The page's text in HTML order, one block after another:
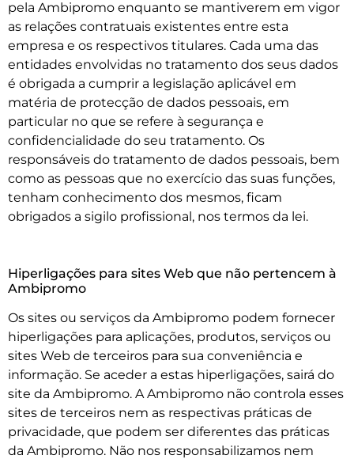
pela Ambipromo enquanto se mantiverem em vigor
as relações contratuais existentes entre esta
empresa e os respectivos titulares. Cada uma das
entidades envolvidas no tratamento dos seus dados
é obrigada a cumprir a legislação aplicável em
matéria de protecção de dados pessoais, em
particular no que se refere à segurança e
confidencialidade do seu tratamento. Os
responsáveis do tratamento de dados pessoais, bem
como as pessoas que no exercício das suas funções,
tenham conhecimento dos mesmos, ficam
obrigados a sigilo profissional, nos termos da lei.
Hiperligações para sites Web que não pertencem à
Ambipromo
Os sites ou serviços da Ambipromo podem fornecer
hiperligações para aplicações, produtos, serviços ou
sites Web de terceiros para sua conveniência e
informação. Se aceder a estas hiperligações, sairá do
site da Ambipromo. A Ambipromo não controla esses
sites de terceiros nem as respectivas práticas de
privacidade, que podem ser diferentes das práticas
da Ambipromo. Não nos responsabilizamos nem